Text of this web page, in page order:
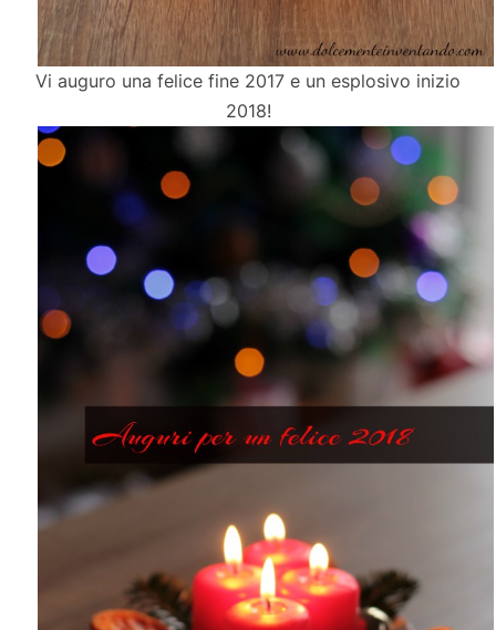
Vi auguro una felice fine 2017 e un esplosivo inizio
2018!